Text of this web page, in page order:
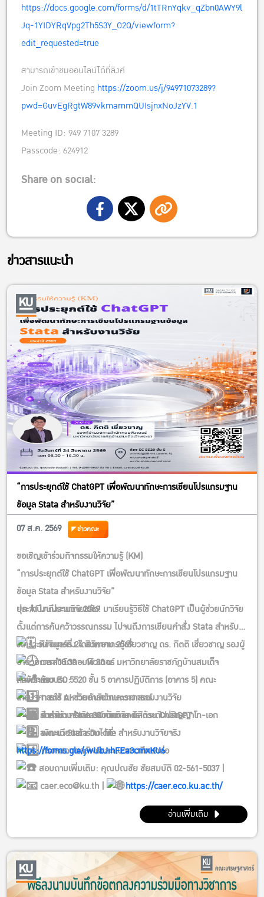
https://docs.google.com/forms/d/1tTRnYqkv_qZbn0AWY9l
Jq-1YIDYRqVpg2Th5S3Y_O2Q/viewform?
edit_requested=true
สามารถเข้าชมออนไลน์ได้ที่ลิงค์
Join Zoom Meeting https://zoom.us/j/94971073289?
pwd=GuvEgRgtW89vkmammQUIsjnxNoJzYV.1
Meeting ID: 949 7107 3289
Passcode: 624912
Share on social:
ข่าวสารแนะนำ
“การประยุกต์ใช้ ChatGPT เพื่อพัฒนาทักษะการเขียนโปรแกรมฐาน
ข้อมูล Stata สำหรับงานวิจัย”
07 ส.ค. 2569
ข่าวคณะ
ขอเชิญเข้าร่วมกิจกรรมให้ความรู้ (KM)
“การประยุกต์ใช้ ChatGPT เพื่อพัฒนาทักษะการเขียนโปรแกรมฐาน
ข้อมูล Stata สำหรับงานวิจัย”
ประจำปีงบประมาณ 2569
ยุค AI มาถึงงานวิจัยแล้ว! มาเรียนรู้วิธีใช้ ChatGPT เป็นผู้ช่วยนักวิจัย
ตั้งแต่การค้นคว้าวรรณกรรม ไปจนถึงการเขียนคำสั่ง Stata สำหรับ
วิเคราะห์ข้อมูลจริง โดยวิทยากรผู้เชี่ยวชาญ ดร. กิตติ เชี่ยวชาญ รองผู้
อำนวยการสำนักคอมพิวเตอร์ มหาวิทยาลัยราชภัฏบ้านสมเด็จ
เจ้าพระยา
วันจันทร์ที่ 24 สิงหาคม 2569
เวลา 08.30 – 16.30 น.
ห้อง EC 5520 ชั้น 5 อาคารปฏิบัติการ (อาคาร 5) คณะ
เศรษฐศาสตร์ มหาวิทยาลัยเกษตรศาสตร์
รับจำนวนจำกัด 30 ท่าน
หัวข้อการอบรม:
การใช้ AI ช่วยค้นคว้าและวางกรอบงานวิจัย
การสร้าง Stata Commands ด้วย ChatGPT
พัฒนา Stata Do-file สำหรับงานวิจัยจริง
ตรวจสอบผลลัพธ์และแนวทางศึกษาต่อ
สำหรับ: คณาจารย์ นักวิจัย นิสิตระดับปริญญาโท-เอก
ลงทะเบียนเข้าร่วมได้ที่:
https://forms.gle/jwUbJihFEa3cmxKU6
สอบถามเพิ่มเติม: คุณปณชัย ชัยสมบัติ 02-561-5037 |
caer.eco@ku.th |
https://caer.eco.ku.ac.th/
อ่านเพิ่มเติม